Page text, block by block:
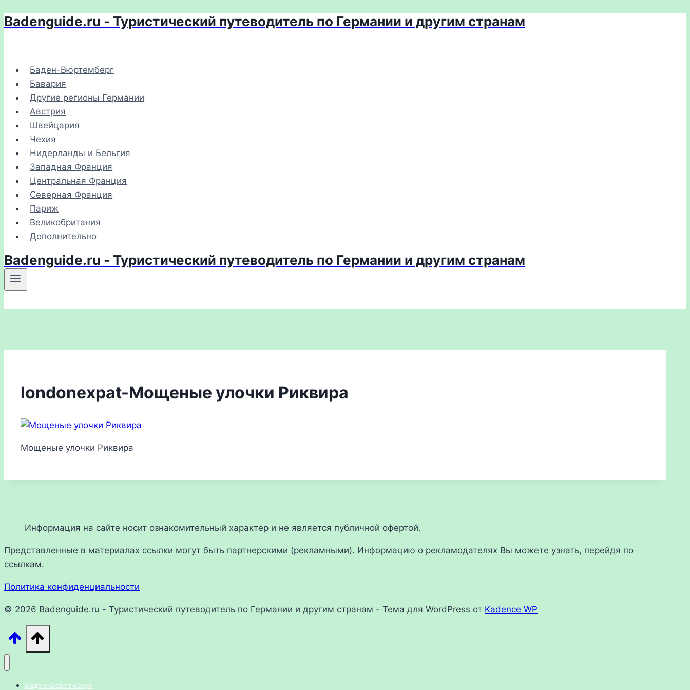
Перейти
Badenguide.ru - Туристический путеводитель по Германии и другим странам
Баден-Вюртемберг
Бавария
Другие регионы Германии
Австрия
Швейцария
Чехия
Нидерланды и Бельгия
Западная Франция
Центральная Франция
Северная Франция
Париж
Великобритания
Дополнительно
Badenguide.ru - Туристический путеводитель по Германии и другим странам
londonexpat-Мощеные улочки Риквира
Мощеные улочки Риквира
Информация на сайте носит ознакомительный характер и не является публичной офертой.
Представленные в материалах ссылки могут быть партнерскими (рекламными). Информацию о рекламодателях Вы можете узнать, перейдя по
ссылкам.
Политика конфиденциальности
© 2026 Badenguide.ru - Туристический путеводитель по Германии и другим странам - Тема для WordPress от Kadence WP
Баден-Вюртемберг